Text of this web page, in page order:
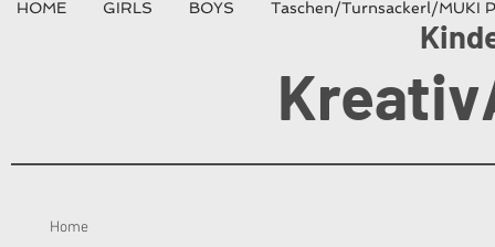
HOME GIRLS BOYS Taschen/Turnsackerl/MUKI
Home